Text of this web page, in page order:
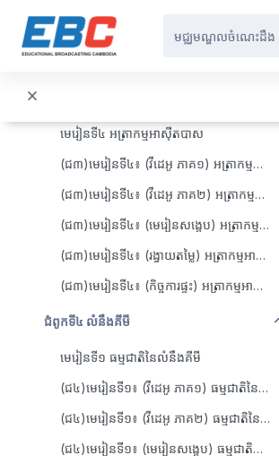
មជ្ឈមណ្ឌលចំណេះដឹង
(ជ៣)មេរៀនទី៣៖ (មេរៀនសង្ខេប) សូលុយស្យុងទឹកនិងpH
មេរៀនទី៤ អត្រាកម្មអាស៊ីតបាស
(ជ៣)មេរៀនទី៤៖ (វីដេអូ ភាគ១) អត្រាកម្មអាស៊ីតបាស
(ជ៣)មេរៀនទី៤៖ (វីដេអូ ភាគ២) អត្រាកម្មអាស៊ីតបាស
(ជ៣)មេរៀនទី៤៖ (មេរៀនសង្ខេប) អត្រាកម្មអាស៊ីតបាស
(ជ៣)មេរៀនទី៤៖ (រង្វាយតម្លៃ) អត្រាកម្មអាស៊ីតបាស
(ជ៣)មេរៀនទី៤៖ (កិច្ចការផ្ទះ) អត្រាកម្មអាស៊ីតបាស
ជំពូកទី៤ លំនឹងគីមី
មេរៀនទី១ ធម្មជាតិនៃលំនឹងគីមី
(ជ៤)មេរៀនទី១៖ (វីដេអូ ភាគ១) ធម្មជាតិនៃលំនឹងគីមី
(ជ៤)មេរៀនទី១៖ (វីដេអូ ភាគ២) ធម្មជាតិនៃលំនឹងគីមី
(ជ៤)មេរៀនទី១៖ (មេរៀនសង្ខេប) ធម្មជាតិនៃលំនឹងគីមី